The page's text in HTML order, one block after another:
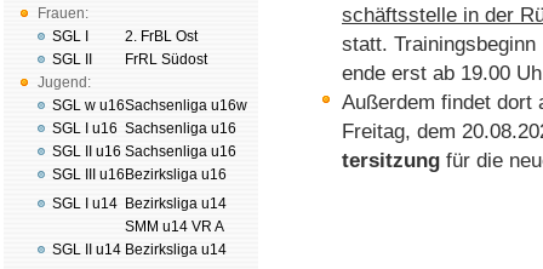
Frauen:
SGL I
SGL II
Jugend:
SGL w u16
SGL I u16
SGL II u16
SGL III u16
SGL I u14
SGL II u14
2. FrBL Ost
FrRL Südost
Sachsenliga u16w
Sachsenliga u16
Sachsenliga u16
Bezirksliga u16
Bezirksliga u14
SMM u14 VR A
Bezirksliga u14
schäfts­stel­le in der
statt.
ende erst ab 19.00
Außerdem findet dort
Frei­tag, dem
ter­sit­zung für die